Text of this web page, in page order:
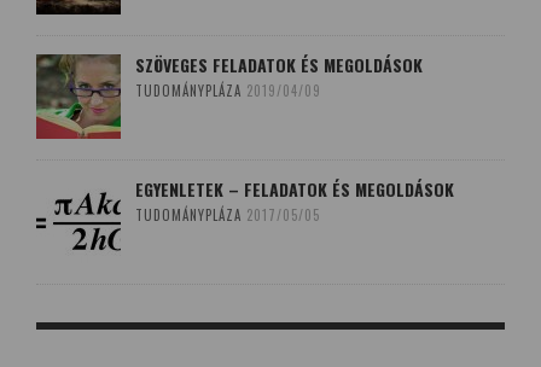
SZÖVEGES FELADATOK ÉS MEGOLDÁSOK
TUDOMÁNYPLÁZA 2019/04/09
EGYENLETEK – FELADATOK ÉS MEGOLDÁSOK
TUDOMÁNYPLÁZA 2017/05/05